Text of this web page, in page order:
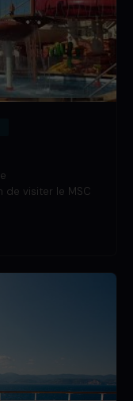
de visiter le MSC